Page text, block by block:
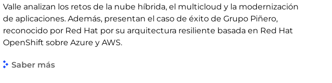
Valle analizan los retos de la nube híbrida, el multicloud y la modernización
de aplicaciones. Además, presentan el caso de éxito de Grupo Piñero,
reconocido por Red Hat por su arquitectura resiliente basada en Red Hat
OpenShift sobre Azure y AWS.
Saber más